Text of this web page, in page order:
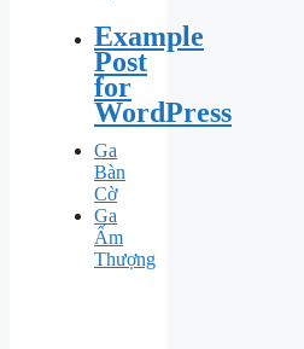
Example
Post
for
WordPress
Ga
Bàn
Cờ
Ga
Ấm
Thượng